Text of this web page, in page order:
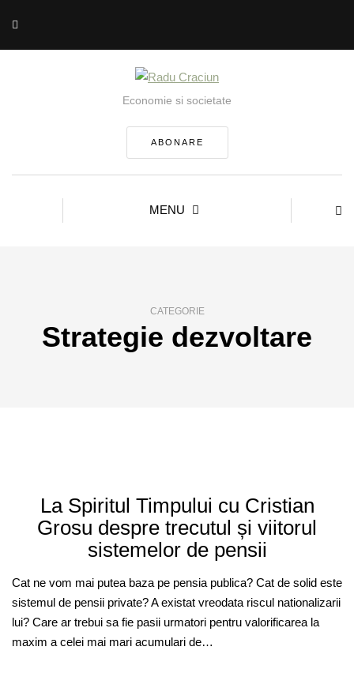
Economie si societate
ABONARE
MENU
CATEGORIE
Strategie dezvoltare
La Spiritul Timpului cu Cristian
Grosu despre trecutul și viitorul
sistemelor de pensii
Cat ne vom mai putea baza pe pensia publica? Cat de solid este
sistemul de pensii private? A existat vreodata riscul nationalizarii
lui? Care ar trebui sa fie pasii urmatori pentru valorificarea la
maxim a celei mai mari acumulari de…